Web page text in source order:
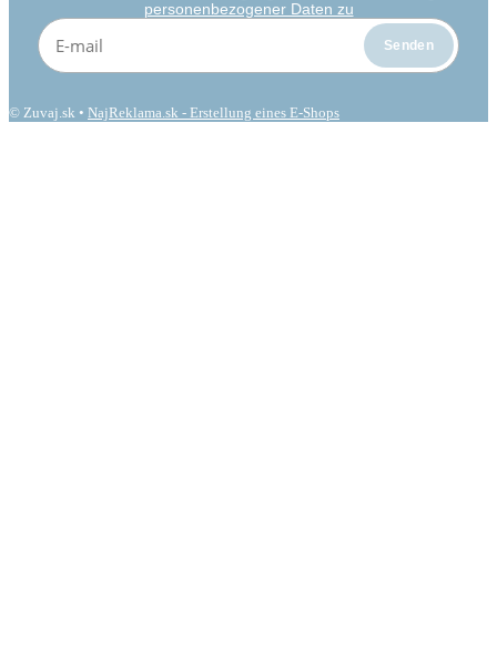
personenbezogener Daten zu
© Zuvaj.sk • NajReklama.sk - Erstellung eines E-Shops